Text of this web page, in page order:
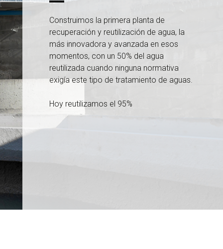
Construimos la primera planta de
recuperación y reutilización de agua, la
más innovadora y avanzada en esos
momentos, con un 50% del agua
reutilizada cuando ninguna normativa
exigía este tipo de tratamiento de aguas.
Hoy reutilizamos el 95%